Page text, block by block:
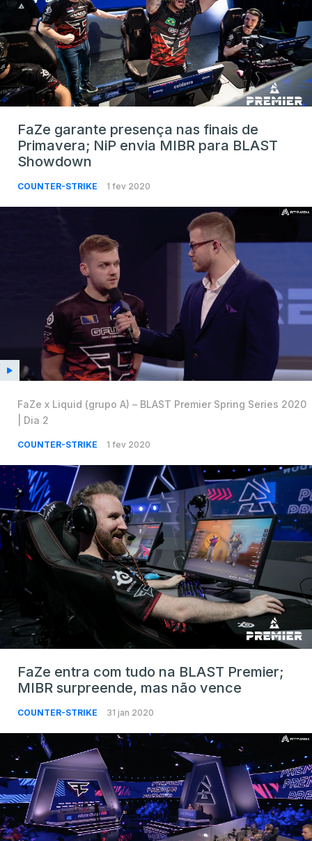
FaZe garante presença nas finais de
Primavera; NiP envia MIBR para BLAST
Showdown
COUNTER-STRIKE 1 fev 2020
FaZe x Liquid (grupo A) – BLAST Premier Spring Series 2020
| Dia 2
COUNTER-STRIKE 1 fev 2020
FaZe entra com tudo na BLAST Premier;
MIBR surpreende, mas não vence
COUNTER-STRIKE 31 jan 2020